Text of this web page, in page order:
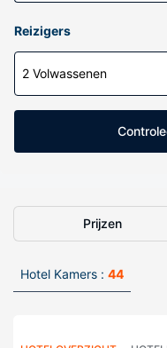
Reizigers
2 Volwassenen
Prijzen
Hotel Kamers : 44